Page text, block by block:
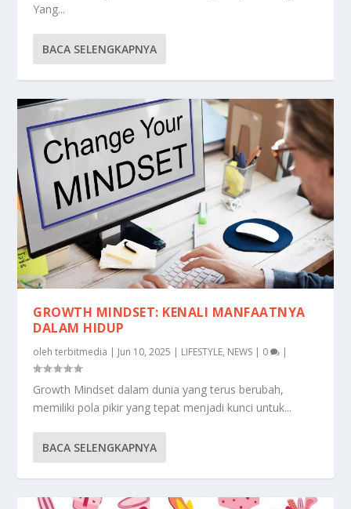
Yang...
BACA SELENGKAPNYA
GROWTH MINDSET: KENALI MANFAATNYA
DALAM HIDUP
olehterbitmedia | Jun 10, 2025 | LIFESTYLE, NEWS | 0 |
Growth Mindset dalam dunia yang terus berubah,
memiliki pola pikir yang tepat menjadi kunci untuk...
BACA SELENGKAPNYA